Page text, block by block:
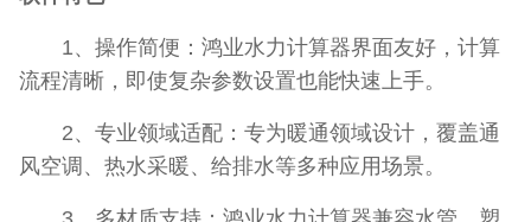
1、操作简便：鸿业水力计算器界面友好，计算
流程清晰，即使复杂参数设置也能快速上手。
2、专业领域适配：专为暖通领域设计，覆盖通
风空调、热水采暖、给排水等多种应用场景。